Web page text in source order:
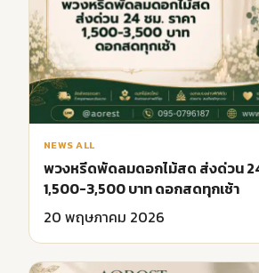
NEWS ALL
พวงหรีดพัดลมดอกไม้สด ส่งด่วน
1,500-3,500 บาท ดอกสดทุกเช้า
20 พฤษภาคม 2026